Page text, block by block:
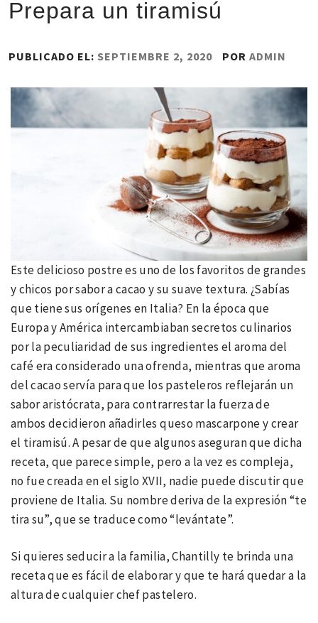
Prepara un tiramisú
PUBLICADO EL: SEPTIEMBRE 2, 2020 POR ADMIN
Este delicioso postre es uno de los favoritos de grandes
y chicos por sabor a cacao y su suave textura. ¿Sabías
que tiene sus orígenes en Italia? En la época que
Europa y América intercambiaban secretos culinarios
por la peculiaridad de sus ingredientes el aroma del
café era considerado una ofrenda, mientras que aroma
del cacao servía para que los pasteleros reflejarán un
sabor aristócrata, para contrarrestar la fuerza de
ambos decidieron añadirles queso mascarpone y crear
el tiramisú. A pesar de que algunos aseguran que dicha
receta, que parece simple, pero a la vez es compleja,
no fue creada en el siglo XVII, nadie puede discutir que
proviene de Italia. Su nombre deriva de la expresión “te
tira su”, que se traduce como “levántate”.
Si quieres seducir a la familia, Chantilly te brinda una
receta que es fácil de elaborar y que te hará quedar a la
altura de cualquier chef pastelero.